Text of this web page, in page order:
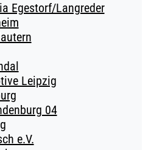
Egestorf/Langreder
Leipzig
04
e.V.